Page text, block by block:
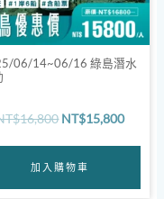
具體活動的性質而有所
06/14~06/16 綠島潛水
16,800 NT$15,800
加入購物車